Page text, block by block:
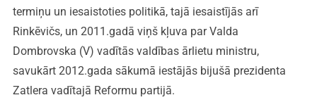
termiņu un iesaistoties politikā, tajā iesaistījās arī
Rinkēvičs, un 2011.gadā viņš kļuva par Valda
Dombrovska (V) vadītās valdības ārlietu ministru,
savukārt 2012.gada sākumā iestājās bijušā prezidenta
Zatlera vadītajā Reformu partijā.